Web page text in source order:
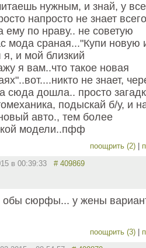
нужным, и знай, у
напросто не знает
ему по нраву.. не советую
мода сраная..."Купи новую
и мой близкий
я вам..что такое новая
не знает,
сюда дошла.. просто
подыскай б/у, и
авто., тем более
модели..пфф
поощрить (2)
в 00:39:33 # 409869
сюрфы... у жены
поощрить (3)